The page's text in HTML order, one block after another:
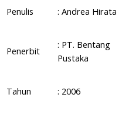
Penulis : Andrea Hirata
Penerbit
: PT. Bentang
Pustaka
Tahun : 2006